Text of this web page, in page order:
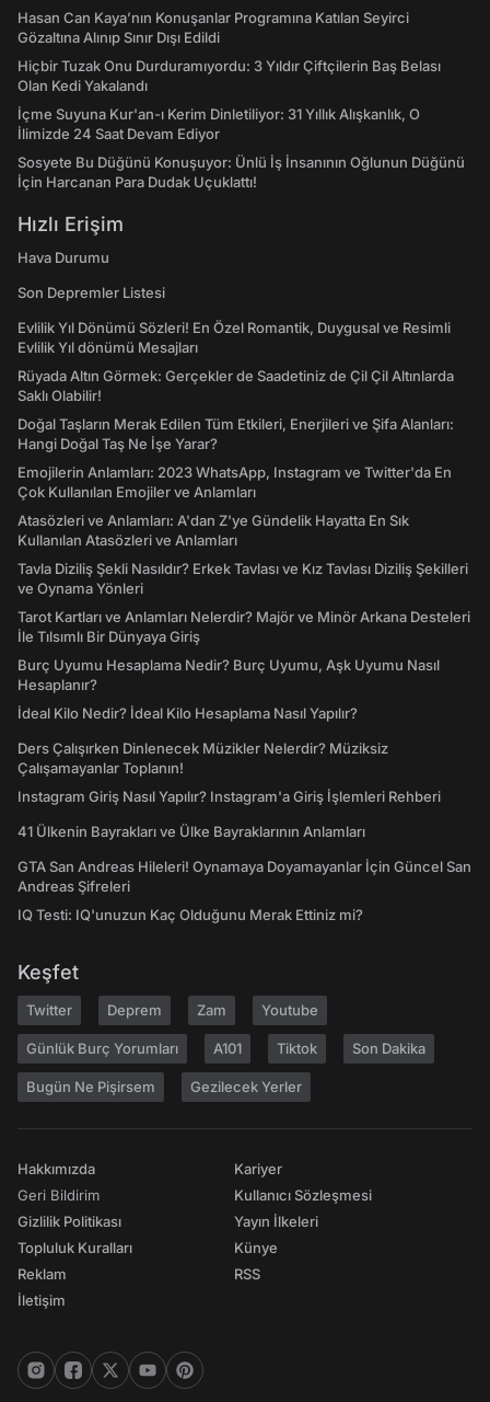
Hasan Can Kaya’nın Konuşanlar Programına Katılan Seyirci
Gözaltına Alınıp Sınır Dışı Edildi
Hiçbir Tuzak Onu Durduramıyordu: 3 Yıldır Çiftçilerin Baş Belası
Olan Kedi Yakalandı
İçme Suyuna Kur'an-ı Kerim Dinletiliyor: 31 Yıllık Alışkanlık, O
İlimizde 24 Saat Devam Ediyor
Sosyete Bu Düğünü Konuşuyor: Ünlü İş İnsanının Oğlunun Düğünü
İçin Harcanan Para Dudak Uçuklattı!
Hızlı Erişim
Hava Durumu
Son Depremler Listesi
Evlilik Yıl Dönümü Sözleri! En Özel Romantik, Duygusal ve Resimli
Evlilik Yıl dönümü Mesajları
Rüyada Altın Görmek: Gerçekler de Saadetiniz de Çil Çil Altınlarda
Saklı Olabilir!
Doğal Taşların Merak Edilen Tüm Etkileri, Enerjileri ve Şifa Alanları:
Hangi Doğal Taş Ne İşe Yarar?
Emojilerin Anlamları: 2023 WhatsApp, Instagram ve Twitter'da En
Çok Kullanılan Emojiler ve Anlamları
Atasözleri ve Anlamları: A'dan Z'ye Gündelik Hayatta En Sık
Kullanılan Atasözleri ve Anlamları
Tavla Diziliş Şekli Nasıldır? Erkek Tavlası ve Kız Tavlası Diziliş Şekilleri
ve Oynama Yönleri
Tarot Kartları ve Anlamları Nelerdir? Majör ve Minör Arkana Desteleri
İle Tılsımlı Bir Dünyaya Giriş
Burç Uyumu Hesaplama Nedir? Burç Uyumu, Aşk Uyumu Nasıl
Hesaplanır?
İdeal Kilo Nedir? İdeal Kilo Hesaplama Nasıl Yapılır?
Ders Çalışırken Dinlenecek Müzikler Nelerdir? Müziksiz
Çalışamayanlar Toplanın!
Instagram Giriş Nasıl Yapılır? Instagram'a Giriş İşlemleri Rehberi
41 Ülkenin Bayrakları ve Ülke Bayraklarının Anlamları
GTA San Andreas Hileleri! Oynamaya Doyamayanlar İçin Güncel San
Andreas Şifreleri
IQ Testi: IQ'unuzun Kaç Olduğunu Merak Ettiniz mi?
Keşfet
Twitter Deprem Zam Youtube
Günlük Burç Yorumları A101 Tiktok Son Dakika
Bugün Ne Pişirsem Gezilecek Yerler
Hakkımızda
Geri Bildirim
Gizlilik Politikası
Topluluk Kuralları
Reklam
İletişim
Kariyer
Kullanıcı Sözleşmesi
Yayın İlkeleri
Künye
RSS